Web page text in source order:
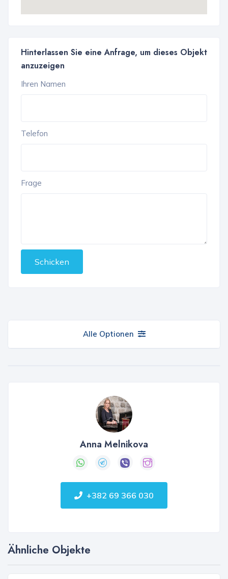
Hinterlassen Sie eine Anfrage, um dieses Objekt
anzuzeigen
Ihren Namen
Telefon
Frage
Schicken
Alle Optionen
Anna Melnikova
+382 69 366 030
Ähnliche Objekte